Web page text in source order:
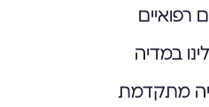
רפואיים
במדיה
מתקדמת